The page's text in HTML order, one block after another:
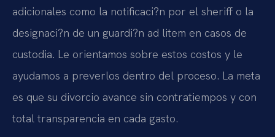
adicionales como la notificaci?n por el sheriff o la
designaci?n de un guardi?n ad litem en casos de
custodia. Le orientamos sobre estos costos y le
ayudamos a preverlos dentro del proceso. La meta
es que su divorcio avance sin contratiempos y con
total transparencia en cada gasto.